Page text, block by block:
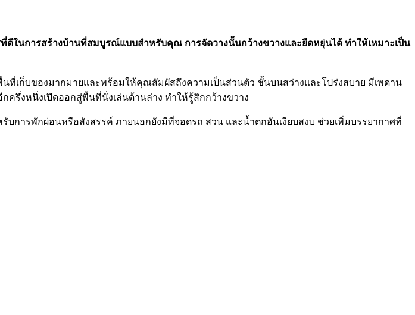
ในการสร้างบ้านที่สมบูรณ์แบบสำหรับคุณ การจัดวางนั้นกว้างขวางและยืดหยุ่นได้ ทำให้เหมาะเป็น
เก็บของมากมายและพร้อมให้คุณสัมผัสถึงความเป็นส่วนตัว ชั้นบนสว่างและโปร่งสบาย มีเพดาน
รึ่งหนึ่งเปิดออกสู่พื้นที่นั่งเล่นด้านล่าง ทำให้รู้สึกกว้างขวาง
ารพักผ่อนหรือสังสรรค์ ภายนอกยังมีที่จอดรถ สวน และน้ำตกอันเงียบสงบ ช่วยเพิ่มบรรยากาศที่